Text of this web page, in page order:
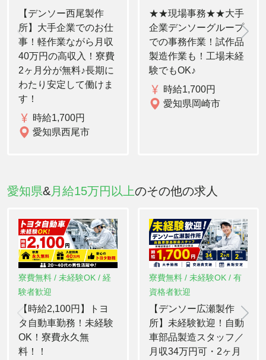
【デンソー西尾製作
所】大手企業でのお仕
事！軽作業ながら月収
40万円の高収入！寮費
2ヶ月分が無料♪長期に
わたり安定して働けま
す！
時給1,700円
愛知県西尾市
★★現場事務★★大手
企業デンソーグループ
での事務作業！試作品
製造作業も！工場未経
験でもOK♪
時給1,700円
愛知県岡崎市
愛知県&月給15万円以上のその他の求人
寮費無料 / 未経験OK / 経
験者歓迎
【時給2,100円】トヨ
タ自動車勤務！未経験
OK！寮費永久無
料！！
寮費無料 / 未経験OK / 有
資格者歓迎
【デンソー広瀬製作
所】未経験歓迎！自動
車部品製造スタッフ／
月収34万円可・2ヶ月